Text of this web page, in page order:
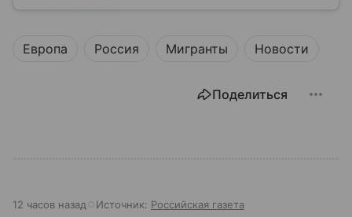
Европа Россия Мигранты Новости
Поделиться
12 часов назад Источник: Российская газета